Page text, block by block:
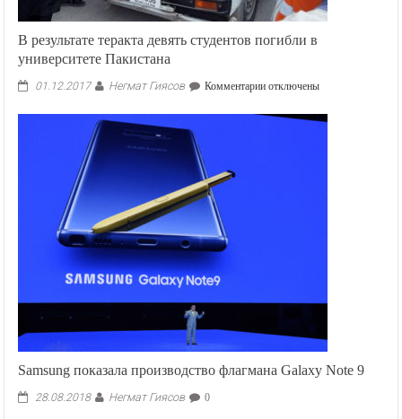
В результате теракта девять студентов погибли в
университете Пакистана
01.12.2017 Негмат Гиясов Комментариик
В
отключены
Samsung показала производство флагмана Galaxy Note 9
28.08.2018 Негмат Гиясов 0